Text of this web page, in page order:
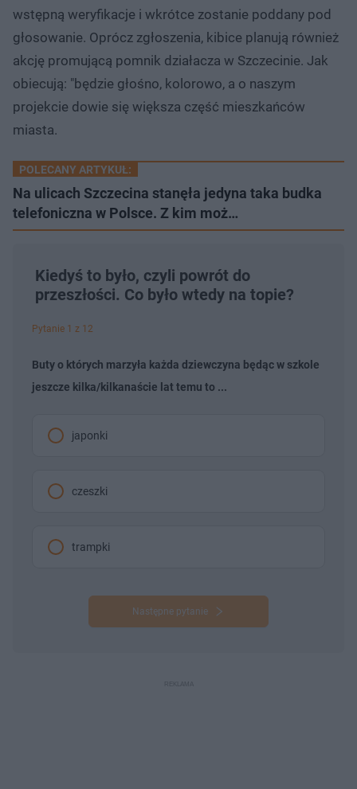
wstępną weryfikacje i wkrótce zostanie poddany pod
głosowanie. Oprócz zgłoszenia, kibice planują również
akcję promującą pomnik działacza w Szczecinie. Jak
obiecują: "będzie głośno, kolorowo, a o naszym
projekcie dowie się większa część mieszkańców
miasta.
POLECANY ARTYKUŁ:
Na ulicach Szczecina stanęła jedyna taka budka
telefoniczna w Polsce. Z kim moż…
Kiedyś to było, czyli powrót do
przeszłości. Co było wtedy na topie?
Pytanie 1 z 12
Buty o których marzyła każda dziewczyna będąc w szkole
jeszcze kilka/kilkanaście lat temu to ...
japonki
czeszki
trampki
Następne pytanie